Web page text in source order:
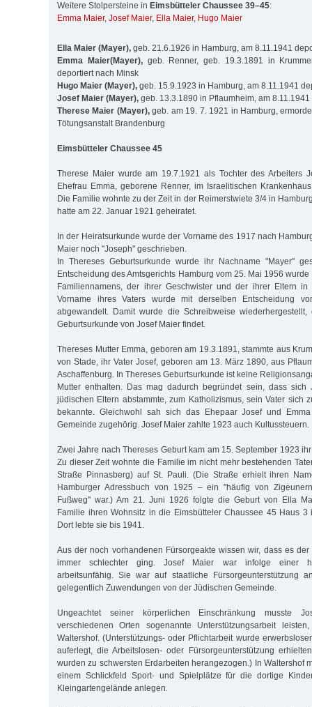
Weitere Stolpersteine in Eimsbütteler Chaussee 39–45:
Emma Maier, Josef Maier, Ella Maier, Hugo Maier
Ella Maier (Mayer), geb. 21.6.1926 in Hamburg, am 8.11.1941
Emma Maier(Mayer),geb. Renner, geb. 19.3.1891 in
deportiert nach Minsk
Hugo Maier (Mayer), geb. 15.9.1923 in Hamburg, am 8.11.1941
Josef Maier (Mayer), geb. 13.3.1890 in Pflaumheim, am
Therese Maier (Mayer),geb. am 19. 7. 1921 in Hamburg,
Tötungsanstalt Brandenburg
Eimsbütteler Chaussee 45
Therese Maier wurde am 19.7.1921 als Tochter des Arbeiters
Ehefrau Emma, geborene Renner, im Israelitischen
Die Familie wohnte zu der Zeit in der Reimerstwiete 3/4 in
hatte am 22. Januar 1921 geheiratet.
In der Heiratsurkunde wurde der Vorname des 1917 nach
Maier noch "Joseph" geschrieben.
In Thereses Geburtsurkunde wurde ihr Nachname "Mayer"
Entscheidung des Amtsgerichts Hamburg vom 25. Mai 1956
Familiennamens, der ihrer Geschwister und der ihrer Eltern in
Vorname ihres Vaters wurde mit derselben Entscheidung
abgewandelt. Damit wurde die Schreibweise
Geburtsurkunde von Josef Maier findet.
Thereses Mutter Emma, geboren am 19.3.1891, stammte aus
von Stade, ihr Vater Josef, geboren am 13. März 1890, aus
Aschaffenburg. In Thereses Geburtsurkunde ist keine
Mutter enthalten. Das mag dadurch begründet sein, dass sich
jüdischen Eltern abstammte, zum Katholizismus, sein Vater sich
bekannte. Gleichwohl sah sich das Ehepaar Josef und
Gemeinde zugehörig. Josef Maier zahlte 1923 auch Kultussteuern.
Zwei Jahre nach Thereses Geburt kam am 15. September 1923
Zu dieser Zeit wohnte die Familie im nicht mehr bestehenden
Straße Pinnasberg) auf St. Pauli. (Die Straße erhielt ihren
Hamburger Adressbuch von 1925 – ein "häufig von
Fußweg" war.) Am 21. Juni 1926 folgte die Geburt von Ella
Familie ihren Wohnsitz in die Eimsbütteler Chaussee 45 Haus 3
Dort lebte sie bis 1941.
Aus der noch vorhandenen Fürsorgeakte wissen wir, dass es
immer schlechter ging. Josef Maier war infolge einer
arbeitsunfähig. Sie war auf staatliche Fürsorgeunterstützung
gelegentlich Zuwendungen von der Jüdischen Gemeinde.
Ungeachtet seiner körperlichen Einschränkung musste
verschiedenen Orten sogenannte Unterstützungsarbeit
Waltershof. (Unterstützungs- oder Pflichtarbeit wurde
auferlegt, die Arbeitslosen- oder Fürsorgeunterstützung
wurden zu schwersten Erdarbeiten herangezogen.) In Waltershof
einem Schlickfeld Sport- und Spielplätze für die dortige
Kleingartengelände anlegen.